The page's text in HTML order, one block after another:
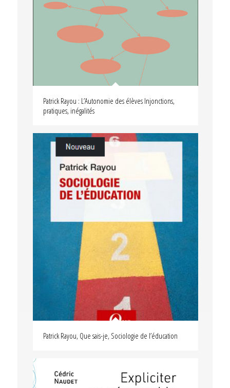
Patrick Rayou : L’Autonomie des élèves Injonctions,
pratiques, inégalités
Patrick Rayou, Que sais-je, Sociologie de l’éducation